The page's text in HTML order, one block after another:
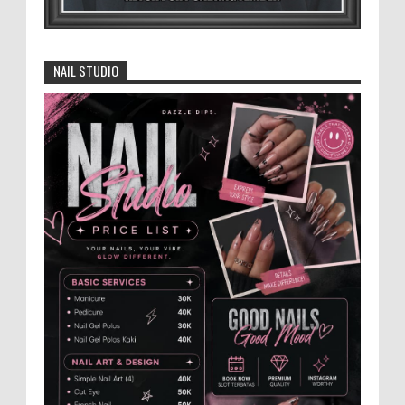
Nobar Indonesia Lawan Vietnam
Pertandingan sepakbola antara Tim
Indonesia dan Vietnam tidak dilewatkan
begitu saha oleh penggemar bola, termasuk karang
taruna bahkan mere...
Generasi Kedua Pertahankan Grup
Keroncong Agar Tetap Eksis
Grup Keroncong Setia Kawan dari Jember,
ikut memeriahkan panggung JFC
Exhibition di Alun-Alun Jember beberapa waktu lalu.
MEMOPOS.co.id, Jem...
Menko Zulhas Wajibkan Program Makan
Bergizi Gratis Menyerap Bahan Pangan
dari Desa
NAIL STUDIO